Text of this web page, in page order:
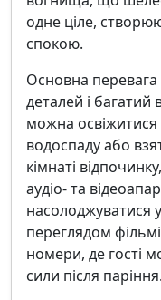
одне ціле,
спокою.
Основна перевага
деталей і багатий
можна освіжитися
водоспаду або
кімнаті
аудіо- та
насолоджуватися
переглядом
номери, де гості
сили після паріння.